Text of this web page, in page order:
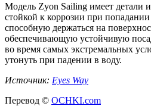
Модель Zyon Sailing имеет детали
стойкой к коррозии при
способную держаться на
обеспечивающую устойчивую
во время самых экстремальных
утонуть при падении в воду.
Источник: Eyes Way
Перевод © OCHKI.com